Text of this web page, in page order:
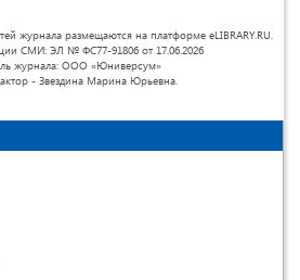
журнала размещаются на платформе eLIBRARY.RU.
СМИ: ЭЛ № ФС77-91806 от 17.06.2026
журнала: ООО «Юниверсум»
- Звездина Марина Юрьевна.